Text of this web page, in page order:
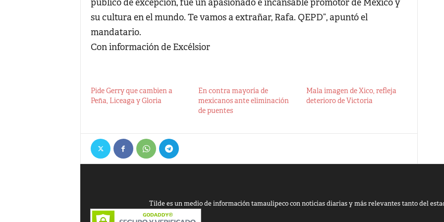
público de excepción, fue un apasionado e incansable promotor de México y
su cultura en el mundo. Te vamos a extrañar, Rafa. QEPD”, apuntó el
mandatario.
Con información de Excélsior
Pide Gerry que cambien a
Peña, Liceaga y Gloria
En contra mayoría de
mexicanos ante eliminación
de puentes
Mala imagen de Xico, refleja
deterioro de Victoria
Tilde es un medio de información tamaulipeco con noticias diarias y más relevantes tanto del